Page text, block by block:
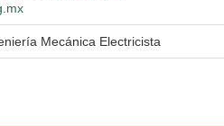
Mecánica Electricista